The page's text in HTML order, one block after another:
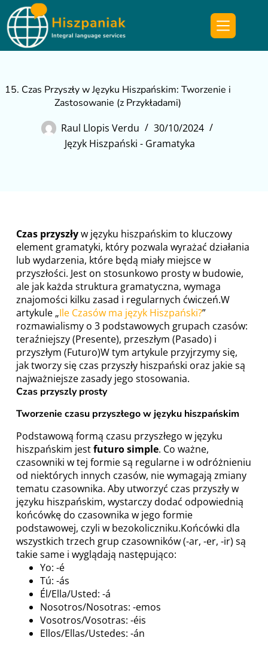
15. Czas Przyszły w Języku Hiszpańskim: Tworzenie i
Zastosowanie (z Przykładami)
Raul Llopis Verdu
30/10/2024
Język Hiszpański - Gramatyka
Czas przyszływ języku hiszpańskim to kluczowy
element gramatyki, który pozwala wyrażać działania
lub wydarzenia, które będą miały miejsce w
przyszłości. Jest on stosunkowo prosty w budowie,
ale jak każda struktura gramatyczna, wymaga
znajomości kilku zasad i regularnych ćwiczeń.W
artykule „Ile Czasów ma język Hiszpański?”
rozmawialismy o 3 podstawowych grupach czasów:
teraźniejszy (Presente), przeszłym (Pasado) i
przyszłym (Futuro)W tym artykule przyjrzymy się,
jak tworzy się czas przyszły hiszpański oraz jakie są
najważniejsze zasady jego stosowania.
Czas przyszly prosty
Tworzenie czasu przyszłego w języku hiszpańskim
Podstawową formą czasu przyszłego w języku
hiszpańskim jestfuturo simple. Co ważne,
czasowniki w tej formie są regularne i w odróżnieniu
od niektórych innych czasów, nie wymagają zmiany
tematu czasownika. Aby utworzyć czas przyszły w
języku hiszpańskim, wystarczy dodać odpowiednią
końcówkę do czasownika w jego formie
podstawowej, czyli w bezokoliczniku.Końcówki dla
wszystkich trzech grup czasowników (-ar, -er, -ir) są
takie same i wyglądają następująco:
Yo: -é
Tú: -ás
Él/Ella/Usted: -á
Nosotros/Nosotras: -emos
Vosotros/Vosotras: -éis
Ellos/Ellas/Ustedes: -án